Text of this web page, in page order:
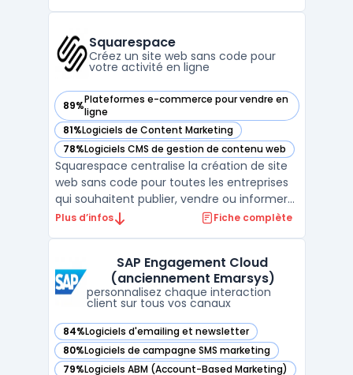
grâce à un puissant email finder et
d'automatiser les ...
Squarespace
Créez un site web sans code pour
votre activité en ligne
89%Plateformes e-commerce pour vendre en
ligne
— voir Squarespace dans cette catégorie
81%Logiciels de Content Marketing
— voir Squarespace dans cette catégorie
78%Logiciels CMS de gestion de contenu web
— voir Squarespace dans cette catégorie
Squarespace centralise la création de site
web sans code pour toutes les entreprises
qui souhaitent publier, vendre ou informer
en ligne sans expertise technique interne.
gérer un blog ou un portfolio, suivre l’activ ...
Plus d’infos Fiche complète
SAP Engagement Cloud
(anciennement Emarsys)
personnalisez chaque interaction
client sur tous vos canaux
84%Logiciels d'emailing et newsletter
— voir SAP Engagement Cloud (anciennement Emarsys)
80%Logiciels de campagne SMS marketing
— voir SAP Engagement Cloud (anciennement Emarsys)
79%Logiciels ABM (Account-Based Marketing)